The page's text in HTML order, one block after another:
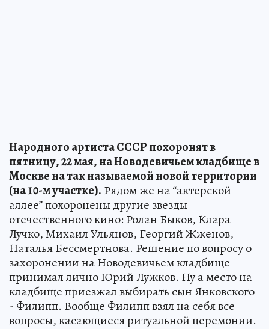
Народного артиста СССР похоронят в
пятницу, 22 мая, на Новодевичьем кладбище в
Москве на так называемой новой территории
(на 10-м участке). Рядом же на “актерской
аллее” похоронены другие звезды
отечественного кино: Ролан Быков, Клара
Лучко, Михаил Ульянов, Георгий Жженов,
Наталья Бессмертнова. Решение по вопросу о
захоронении на Новодевичьем кладбище
принимал лично Юрий Лужков. Ну а место на
кладбище приезжал выбирать сын Янковского
- Филипп. Вообще Филипп взял на себя все
вопросы, касающиеся ритуальной церемонии.